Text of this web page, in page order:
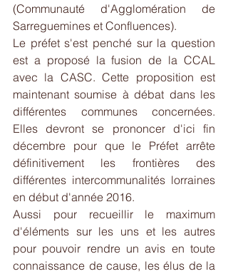
(Communauté d'Agglomération de
Sarreguemines et Confluences).
Le préfet s'est penché sur la question
est a proposé la fusion de la CCAL
avec la CASC. Cette proposition est
maintenant soumise à débat dans les
différentes communes concernées.
Elles devront se prononcer d'ici fin
décembre pour que le Préfet arrête
définitivement les frontières des
différentes intercommunalités lorraines
en début d'année 2016.
Aussi pour recueillir le maximum
d'éléments sur les uns et les autres
pour pouvoir rendre un avis en toute
connaissance de cause, les élus de la